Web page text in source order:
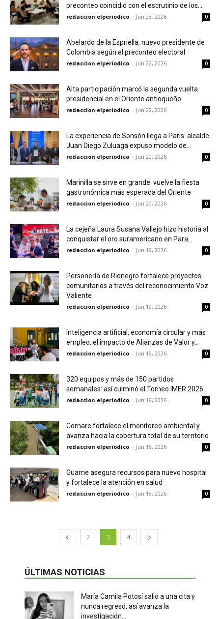
preconteo coincidió con el escrutinio de los...
redaccion elperiodico - Jun 23, 2026 0
Abelardo de la Espriella, nuevo presidente de
Colombia según el preconteo electoral
redaccion elperiodico - Jun 22, 2026 0
Alta participación marcó la segunda vuelta
presidencial en el Oriente antioqueño
redaccion elperiodico - Jun 22, 2026 0
La experiencia de Sonsón llega a París: alcalde
Juan Diego Zuluaga expuso modelo de...
redaccion elperiodico - Jun 20, 2026 0
Marinilla se sirve en grande: vuelve la fiesta
gastronómica más esperada del Oriente
redaccion elperiodico - Jun 20, 2026 0
La cejeña Laura Susana Vallejo hizo historia al
conquistar el oro suramericano en Para...
redaccion elperiodico - Jun 19, 2026 0
Personería de Rionegro fortalece proyectos
comunitarios a través del reconocimiento Voz
Valiente
redaccion elperiodico - Jun 19, 2026 0
Inteligencia artificial, economía circular y más
empleo: el impacto de Alianzas de Valor y...
redaccion elperiodico - Jun 19, 2026 0
320 equipos y más de 150 partidos
semanales: así culminó el Torneo IMER 2026...
redaccion elperiodico - Jun 19, 2026 0
Cornare fortalece el monitoreo ambiental y
avanza hacia la cobertura total de su territorio
redaccion elperiodico - Jun 18, 2026 0
Guarne asegura recursos para nuevo hospital
y fortalece la atención en salud
redaccion elperiodico - Jun 18, 2026 0
2 3 4
ÚLTIMAS NOTICIAS
María Camila Potosí salió a una cita y
nunca regresó: así avanza la
investigación...